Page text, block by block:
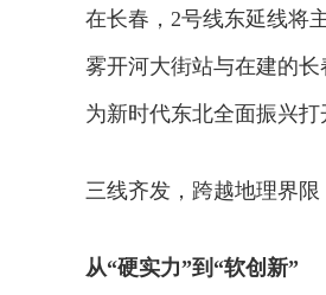
在长春，2号线东延线将
雾开河大街站与在建的
为新时代东北全面振兴打
三线齐发，跨越地理界限
从“硬实力”到“软创新”